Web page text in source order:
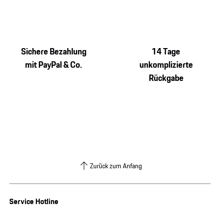
Sichere Bezahlung
mit PayPal & Co.
14 Tage
unkomplizierte
Rückgabe
Zurück zum Anfang
Service Hotline